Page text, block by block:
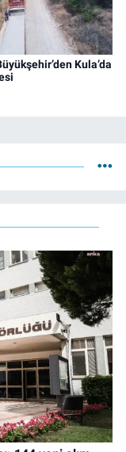
Kula’da